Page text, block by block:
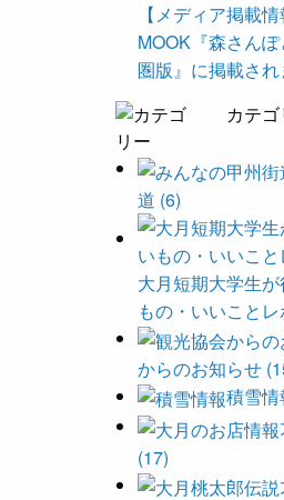
【メディア掲載
MOOK『森さん
圏版』に掲載され
カテ
道 (6)
大月短期大学生
もの・いいこと
からのお知らせ
積雪情
(17)